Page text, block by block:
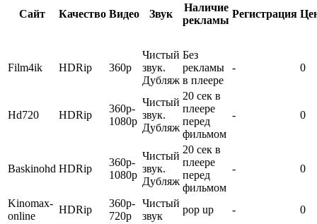
Сайт Качество Видео Звук
Наличие
рекламы
Регистрация
Film4ik HDRip 360p
Чистый
звук.
Дубляж
Без
рекламы
в плеере
- 0
Hd720 HDRip
360p-
1080p
Чистый
звук.
Дубляж
20 сек в
плеере
перед
фильмом
- 0
Baskinohd HDRip
360p-
1080p
Чистый
звук.
Дубляж
20 сек в
плеере
перед
фильмом
- 0
Kinomax-
online
HDRip
360p-
720p
Чистый
звук
pop up - 0